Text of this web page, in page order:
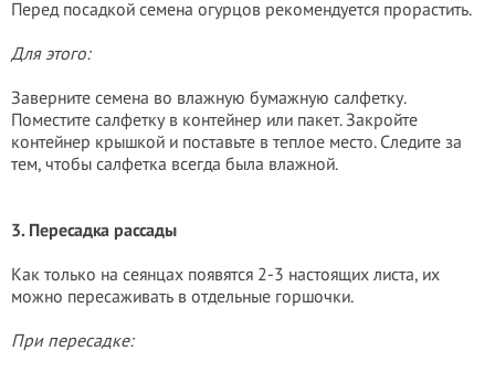
Перед посадкой семена огурцов рекомендуется прорастить.
Для этого:
Заверните семена во влажную бумажную салфетку.
Поместите салфетку в контейнер или пакет. Закройте
контейнер крышкой и поставьте в теплое место. Следите за
тем, чтобы салфетка всегда была влажной.
3. Пересадка рассады
Как только на сеянцах появятся 2-3 настоящих листа, их
можно пересаживать в отдельные горшочки.
При пересадке: